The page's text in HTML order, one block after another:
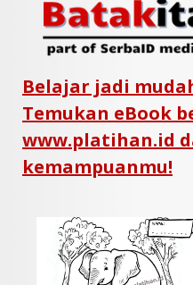
Belajar jadi
Temukan eBook
www.platihan.id
kemampuanmu!